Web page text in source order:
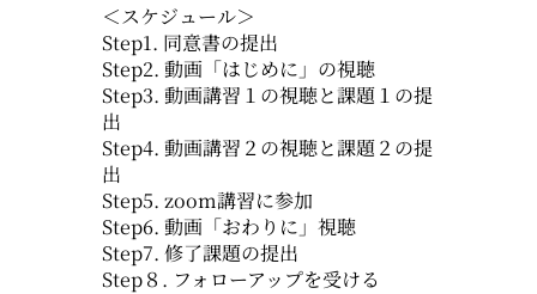
＜スケジュール＞
Step1. 同意書の提出
Step2. 動画「はじめに」の視聴
Step3. 動画講習１の視聴と課題１の提
出
Step4. 動画講習２の視聴と課題２の提
出
Step5. zoom講習に参加
Step6. 動画「おわりに」視聴
Step7. 修了課題の提出
Step８. フォローアップを受ける